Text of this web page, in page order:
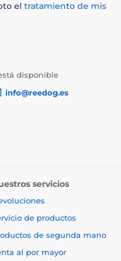
del transmisor
3 cm y pesa 32
categorías
el tratamiento de mis
disponible
info@reedog.es
servicios
de productos
de segunda mano
al por mayor